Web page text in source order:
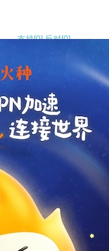
支持[0] 反对[0]
支持[0] 反对
支持
支持 反对 [0]